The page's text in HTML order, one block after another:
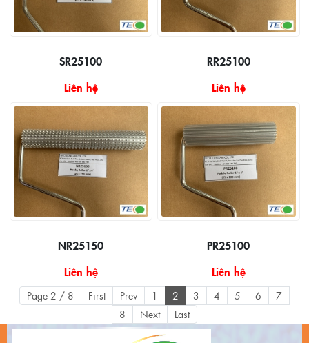
SR25100
Liên hệ
RR25100
Liên hệ
NR25150
Liên hệ
PR25100
Liên hệ
Page 2 / 8 First Prev 1 2 3 4 5 6
7
8
Next Last